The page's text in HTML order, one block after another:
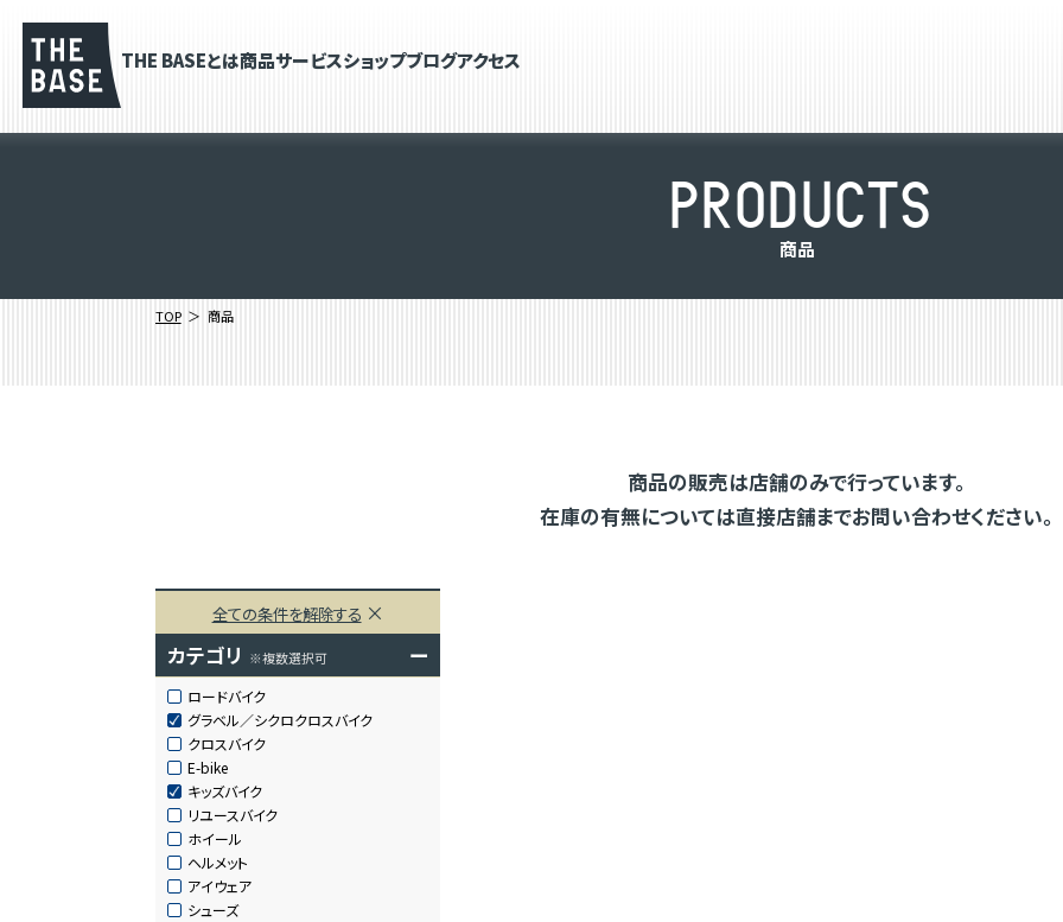
THE BASEとは商品サービスショップブログアクセス
PRODUCTS
商品
TOP 商品
商品の販売は店舗のみで行っています。
在庫の有無については直接店舗までお問い合わせください。
全ての条件を解除する
カテゴリ ※複数選択可 ー
ロードバイク
グラベル／シクロクロスバイク
クロスバイク
E-bike
キッズバイク
リユースバイク
ホイール
ヘルメット
アイウェア
シューズ